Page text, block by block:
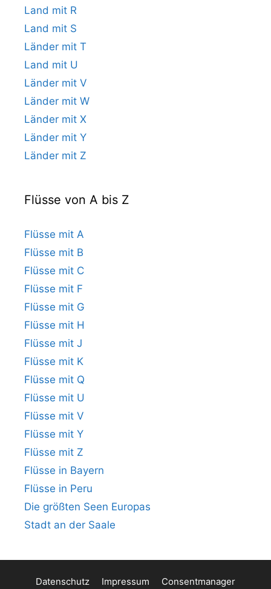
Land mit R
Land mit S
Länder mit T
Land mit U
Länder mit V
Länder mit W
Länder mit X
Länder mit Y
Länder mit Z
Flüsse von A bis Z
Flüsse mit A
Flüsse mit B
Flüsse mit C
Flüsse mit F
Flüsse mit G
Flüsse mit H
Flüsse mit J
Flüsse mit K
Flüsse mit Q
Flüsse mit U
Flüsse mit V
Flüsse mit Y
Flüsse mit Z
Flüsse in Bayern
Flüsse in Peru
Die größten Seen Europas
Stadt an der Saale
Datenschutz Impressum Consentmanager